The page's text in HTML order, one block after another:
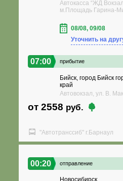
Автокасса “ЖД
м.Площадь Гарина-
08/08, 09/08
Уточнить на
07:00 прибытие
Бийск, город Бийск
край
Автовокзал, ул. В.
от 2558 руб.
"Автотранссиб" г.Барнаул
00:20 отправление